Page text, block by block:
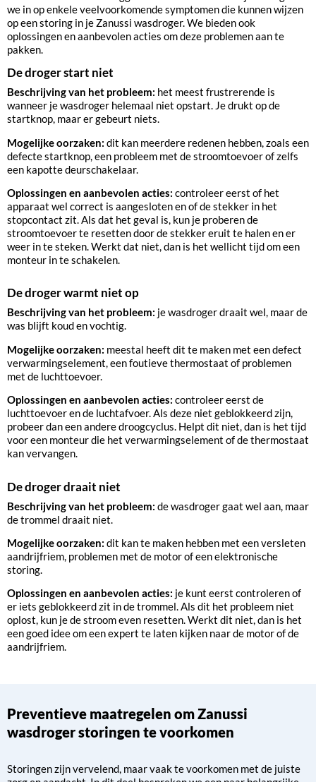
we in op enkele veelvoorkomende symptomen die kunnen wijzen
op een storing in je Zanussi wasdroger. We bieden ook
oplossingen en aanbevolen acties om deze problemen aan te
pakken.
De droger start niet
Beschrijving van het probleem: het meest frustrerende is
wanneer je wasdroger helemaal niet opstart. Je drukt op de
startknop, maar er gebeurt niets.
Mogelijke oorzaken: dit kan meerdere redenen hebben, zoals een
defecte startknop, een probleem met de stroomtoevoer of zelfs
een kapotte deurschakelaar.
Oplossingen en aanbevolen acties: controleer eerst of het
apparaat wel correct is aangesloten en of de stekker in het
stopcontact zit. Als dat het geval is, kun je proberen de
stroomtoevoer te resetten door de stekker eruit te halen en er
weer in te steken. Werkt dat niet, dan is het wellicht tijd om een
monteur in te schakelen.
De droger warmt niet op
Beschrijving van het probleem: je wasdroger draait wel, maar de
was blijft koud en vochtig.
Mogelijke oorzaken: meestal heeft dit te maken met een defect
verwarmingselement, een foutieve thermostaat of problemen
met de luchttoevoer.
Oplossingen en aanbevolen acties: controleer eerst de
luchttoevoer en de luchtafvoer. Als deze niet geblokkeerd zijn,
probeer dan een andere droogcyclus. Helpt dit niet, dan is het tijd
voor een monteur die het verwarmingselement of de thermostaat
kan vervangen.
De droger draait niet
Beschrijving van het probleem: de wasdroger gaat wel aan, maar
de trommel draait niet.
Mogelijke oorzaken: dit kan te maken hebben met een versleten
aandrijfriem, problemen met de motor of een elektronische
storing.
Oplossingen en aanbevolen acties: je kunt eerst controleren of
er iets geblokkeerd zit in de trommel. Als dit het probleem niet
oplost, kun je de stroom even resetten. Werkt dit niet, dan is het
een goed idee om een expert te laten kijken naar de motor of de
aandrijfriem.
Preventieve maatregelen om Zanussi
wasdroger storingen te voorkomen
Storingen zijn vervelend, maar vaak te voorkomen met de juiste